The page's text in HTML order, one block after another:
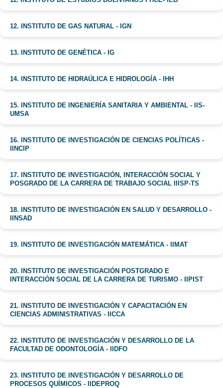
12. INSTITUTO DE GAS NATURAL - IGN
13. INSTITUTO DE GENÉTICA - IG
14. INSTITUTO DE HIDRAÚLICA E HIDROLOGÍA - IHH
15. INSTITUTO DE INGENIERÍA SANITARIA Y AMBIENTAL - IIS-
UMSA
16. INSTITUTO DE INVESTIGACIÓN DE CIENCIAS POLÍTICAS -
IINCIP
17. INSTITUTO DE INVESTIGACIÓN, INTERACCIÓN SOCIAL Y
POSGRADO DE LA CARRERA DE TRABAJO SOCIAL IIISP-TS
18. INSTITUTO DE INVESTIGACIÓN EN SALUD Y DESARROLLO -
IINSAD
19. INSTITUTO DE INVESTIGACIÓN MATEMÁTICA - IIMAT
20. INSTITUTO DE INVESTIGACIÓN POSTGRADO E
INTERACCIÓN SOCIAL DE LA CARRERA DE TURISMO - IIPIST
21. INSTITUTO DE INVESTIGACIÓN Y CAPACITACIÓN EN
CIENCIAS ADMINISTRATIVAS - IICCA
22. INSTITUTO DE INVESTIGACIÓN Y DESARROLLO DE LA
FACULTAD DE ODONTOLOGÍA - IIDFO
23. INSTITUTO DE INVESTIGACIÓN Y DESARROLLO DE
PROCESOS QUÍMICOS - IIDEPROQ